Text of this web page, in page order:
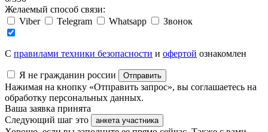
Желаемый способ связи:
Viber
Telegram Whatsapp Звонок
C правилами техники безопасности и офертой ознакомлен
Я не гражданин россии Отправить
Нажимая на кнопку «Отправить запрос», вы соглашаетесь на
обработку персональных данных.
Ваша заявка принята
Следующий шаг это
анкета участника